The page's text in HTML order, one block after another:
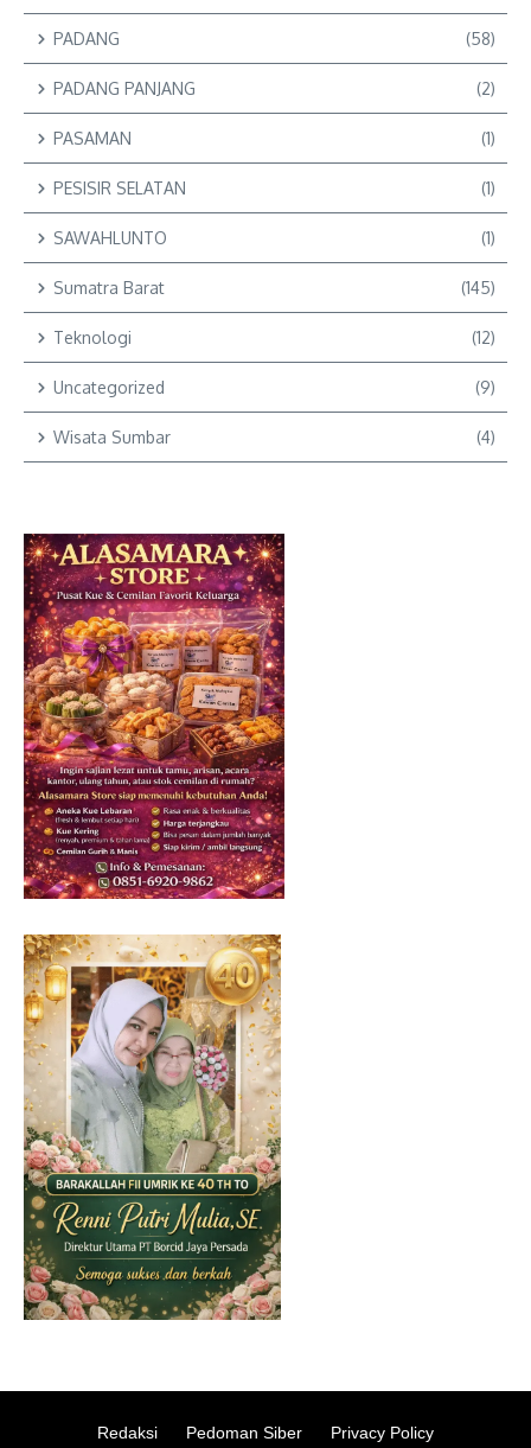
PADANG (58)
PADANG PANJANG (2)
PASAMAN (1)
PESISIR SELATAN (1)
SAWAHLUNTO (1)
Sumatra Barat (145)
Teknologi (12)
Uncategorized (9)
Wisata Sumbar (4)
Redaksi Pedoman Siber Privacy Policy